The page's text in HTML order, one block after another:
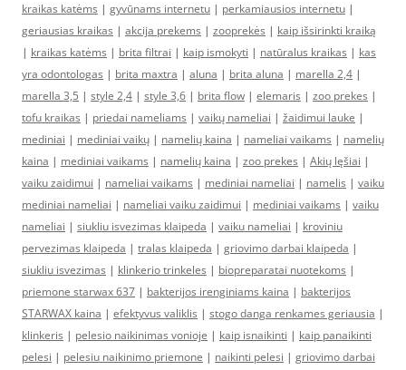
kraikas katėms | gyvūnams internetu | perkamiausios internetu |
geriausias kraikas | akcija prekems | zooprekės | kaip išsirinkti kraiką
| kraikas katėms | brita filtrai | kaip ismokyti | natūralus kraikas | kas
yra odontologas | brita maxtra | aluna | brita aluna | marella 2,4 |
marella 3,5 | style 2,4 | style 3,6 | brita flow | elemaris | zoo prekes |
tofu kraikas | priedai nameliams | vaikų nameliai | žaidimui lauke |
mediniai | mediniai vaikų | namelių kaina | nameliai vaikams | namelių
kaina | mediniai vaikams | namelių kaina | zoo prekes | Akių lęšiai |
vaiku zaidimui | nameliai vaikams | mediniai nameliai | namelis | vaiku
mediniai nameliai | nameliai vaiku zaidimui | mediniai vaikams | vaiku
nameliai | siukliu isvezimas klaipeda | vaiku nameliai | kroviniu
pervezimas klaipeda | tralas klaipeda | griovimo darbai klaipeda |
siukliu isvezimas | klinkerio trinkeles | biopreparatai nuotekoms |
priemone starwax 637 | bakterijos irenginiams kaina | bakterijos
STARWAX kaina | efektyvus valiklis | stogo danga renkames geriausia |
klinkeris | pelesio naikinimas vonioje | kaip isnaikinti | kaip panaikinti
pelesi | pelesiu naikinimo priemone | naikinti pelesi | griovimo darbai